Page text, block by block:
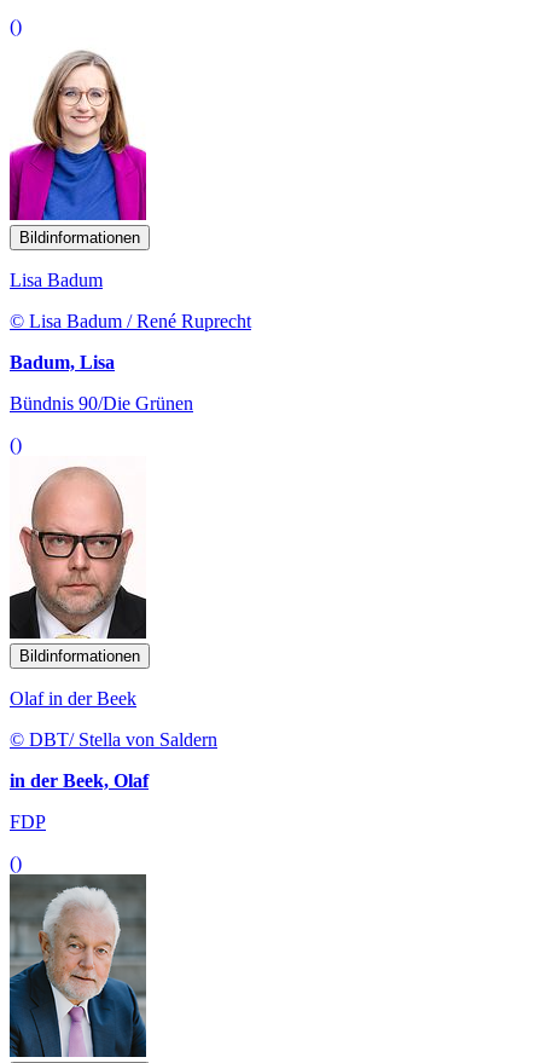
()
Bildinformationen
Lisa Badum
© Lisa Badum / René Ruprecht
Badum, Lisa
Bündnis 90/Die Grünen
()
Bildinformationen
Olaf in der Beek
© DBT/ Stella von Saldern
in der Beek, Olaf
FDP
()